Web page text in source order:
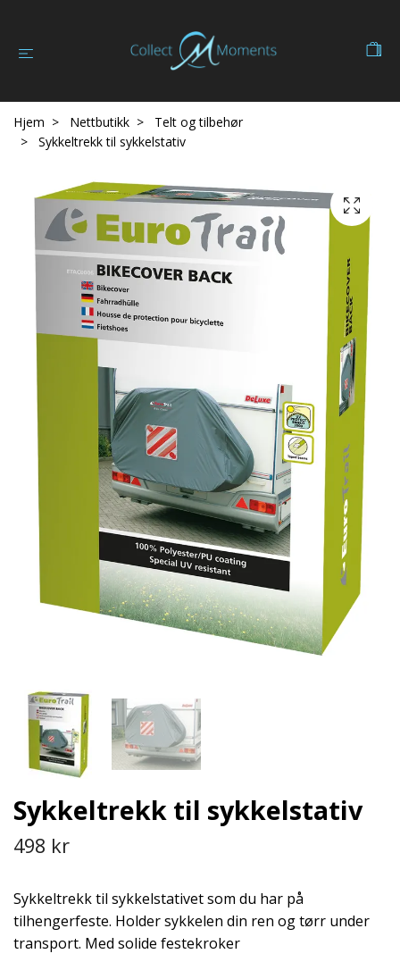
Hjem Nettbutikk
Telt og tilbehør
Sykkeltrekk til sykkelstativ
Sykkeltrekk til sykkelstativ
498 kr
Sykkeltrekk til sykkelstativet som du har på
tilhengerfeste. Holder sykkelen din ren og tørr under
transport. Med solide festekroker